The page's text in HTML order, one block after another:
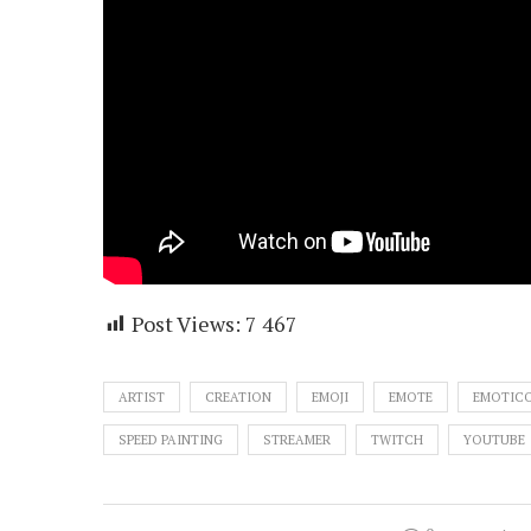
Post Views: 7 467
ARTIST CREATION EMOJI EMOTE
SPEED PAINTING STREAMER TWITCH YOUTUBE